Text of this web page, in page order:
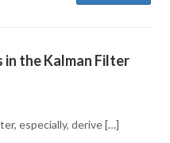
the Kalman Filter
especially, derive […]